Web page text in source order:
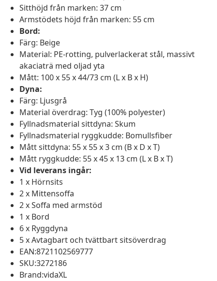
Sitthöjd från marken: 37 cm
Armstödets höjd från marken: 55 cm
Bord:
Färg: Beige
Material: PE-rotting, pulverlackerat stål, massivt
akaciaträ med oljad yta
Mått: 100 x 55 x 44/73 cm (L x B x H)
Dyna:
Färg: Ljusgrå
Material överdrag: Tyg (100% polyester)
Fyllnadsmaterial sittdyna: Skum
Fyllnadsmaterial ryggkudde: Bomullsfiber
Mått sittdyna: 55 x 55 x 3 cm (B x D x T)
Mått ryggkudde: 55 x 45 x 13 cm (L x B x T)
Vid leverans ingår:
1 x Hörnsits
2 x Mittensoffa
2 x Soffa med armstöd
1 x Bord
6 x Ryggdyna
5 x Avtagbart och tvättbart sitsöverdrag
EAN:8721102569777
SKU:3272186
Brand:vidaXL